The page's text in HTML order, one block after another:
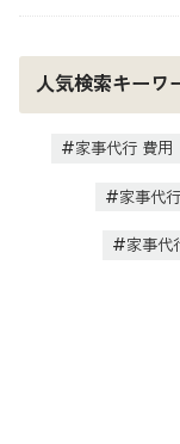
人気検索キーワ
家事代行 費用
家事代
家事代